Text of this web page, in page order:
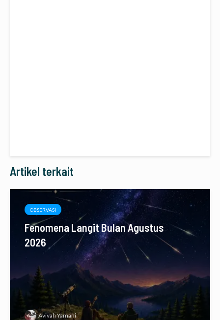
Artikel terkait
OBSERVASI
Fenomena Langit Bulan Agustus
2026
Avivah Yamani